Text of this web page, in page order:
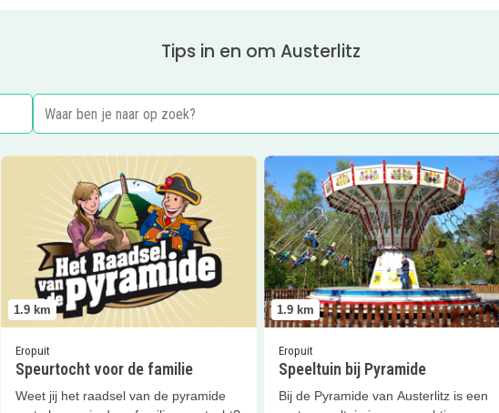
Tips in en om Austerlitz
1.9 km
Eropuit
Speurtocht voor de familie
Weet jij het raadsel van de pyramide
Lees meer Speurtocht voor de familie
1.9 km
Eropuit
Speeltuin bij Pyramide
Bij de Pyramide van Austerlitz is een
Lees meer Speeltuin bij Pyramide